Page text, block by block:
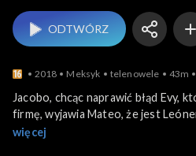
ODTWÓRZ
2018 Meksyk telenowele 43m
Jacobo, chcąc naprawić błąd Evy,
firmę, wyjawia Mateo, że jest
przepełniony gniewem i bólem,
więcej